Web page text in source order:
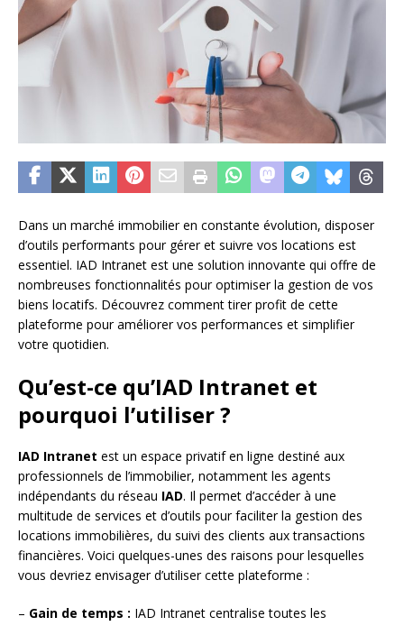
Dans un marché immobilier en constante évolution, disposer
d’outils performants pour gérer et suivre vos locations est
essentiel. IAD Intranet est une solution innovante qui offre de
nombreuses fonctionnalités pour optimiser la gestion de vos
biens locatifs. Découvrez comment tirer profit de cette
plateforme pour améliorer vos performances et simplifier
votre quotidien.
Qu’est-ce qu’IAD Intranet et
pourquoi l’utiliser ?
IAD Intranet est un espace privatif en ligne destiné aux
professionnels de l’immobilier, notamment les agents
indépendants du réseau IAD. Il permet d’accéder à une
multitude de services et d’outils pour faciliter la gestion des
locations immobilières, du suivi des clients aux transactions
financières. Voici quelques-unes des raisons pour lesquelles
vous devriez envisager d’utiliser cette plateforme :
– Gain de temps : IAD Intranet centralise toutes les